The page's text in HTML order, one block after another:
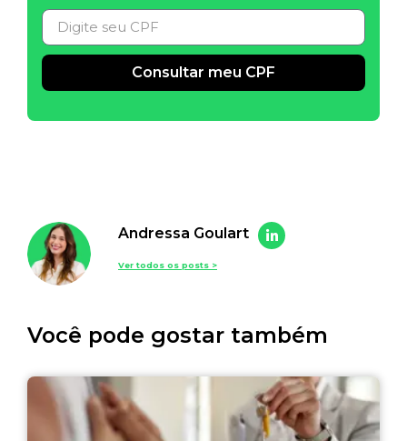
Consultar meu CPF
Andressa Goulart
Ver todos os posts >
Você pode gostar também